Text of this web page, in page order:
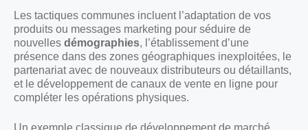
Les tactiques communes incluent l’adaptation de vos
produits ou messages marketing pour séduire de
nouvelles démographies, l’établissement d’une
présence dans des zones géographiques inexploitées, le
partenariat avec de nouveaux distributeurs ou détaillants,
et le développement de canaux de vente en ligne pour
compléter les opérations physiques.